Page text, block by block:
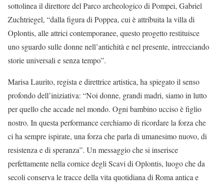
sottolinea il direttore del Parco archeologico di Pompei, Gabriel
Zuchtriegel, “dalla figura di Poppea, cui è attribuita la villa di
Oplontis, alle attrici contemporanee, questo progetto restituisce
uno sguardo sulle donne nell’antichità e nel presente, intrecciando
storie universali e senza tempo”.
Marisa Laurito, regista e direttrice artistica, ha spiegato il senso
profondo dell’iniziativa: “Noi donne, grandi madri, siamo in lutto
per quello che accade nel mondo. Ogni bambino ucciso è figlio
nostro. In questa performance cerchiamo di ricordare la forza che
ci ha sempre ispirate, una forza che parla di umanesimo nuovo, di
resistenza e di speranza”. Un messaggio che si inserisce
perfettamente nella cornice degli Scavi di Oplontis, luogo che da
secoli conserva le tracce della vita quotidiana di Roma antica e